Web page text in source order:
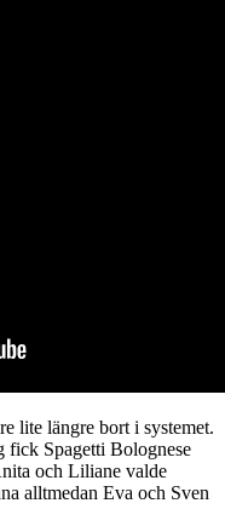
lite längre bort i systemet.
fick Spagetti Bolognese
och Liliane valde
alltmedan Eva och Sven